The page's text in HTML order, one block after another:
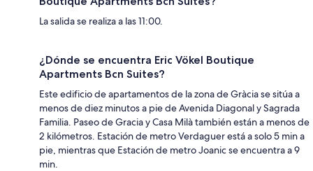
La salida se realiza a las 11:00.
¿Dónde se encuentra Eric Vökel Boutique
Apartments Bcn Suites?
Este edificio de apartamentos de la zona de Gràcia se sitúa a
menos de diez minutos a pie de Avenida Diagonal y Sagrada
Familia. Paseo de Gracia y Casa Milà también están a menos de
2 kilómetros. Estación de metro Verdaguer está a solo 5 min a
pie, mientras que Estación de metro Joanic se encuentra a 9
min.